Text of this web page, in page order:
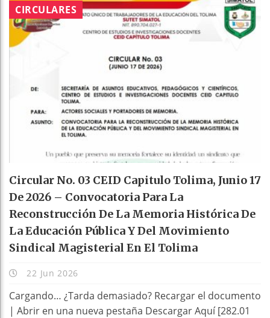
CIRCULARES
Circular No. 03 CEID Capitulo Tolima, Junio 17
De 2026 – Convocatoria Para La
Reconstrucción De La Memoria Histórica De
La Educación Pública Y Del Movimiento
Sindical Magisterial En El Tolima
22 Jun 2026
Cargando… ¿Tarda demasiado? Recargar el documento
| Abrir en una nueva pestaña Descargar Aquí [282.01